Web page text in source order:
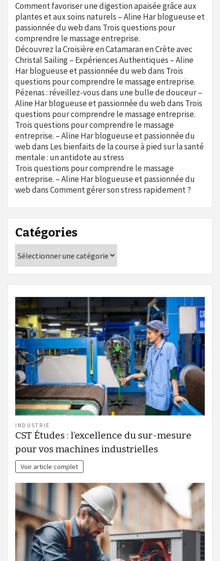
Comment favoriser une digestion apaisée grâce aux
plantes et aux soins naturels – Aline Har blogueuse et
passionnée du webdans Trois questions pour
comprendre le massage entreprise.
Découvrez la Croisière en Catamaran en Crète avec
Christal Sailing – Expériences Authentiques – Aline
Har blogueuse et passionnée du webdans Trois
questions pour comprendre le massage entreprise.
Pézenas : réveillez-vous dans une bulle de douceur –
Aline Har blogueuse et passionnée du webdans Trois
questions pour comprendre le massage entreprise.
Trois questions pour comprendre le massage
entreprise. – Aline Har blogueuse et passionnée du
webdans Les bienfaits de la course à pied sur la santé
mentale : un antidote au stress
Trois questions pour comprendre le massage
entreprise. – Aline Har blogueuse et passionnée du
webdansComment gérer son stress rapidement ?
Catégories
INDUSTRIE
CST Études : l’excellence du sur-mesure
pour vos machines industrielles
Voir article complet